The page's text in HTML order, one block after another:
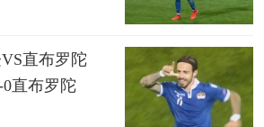
直布罗陀
直布罗陀